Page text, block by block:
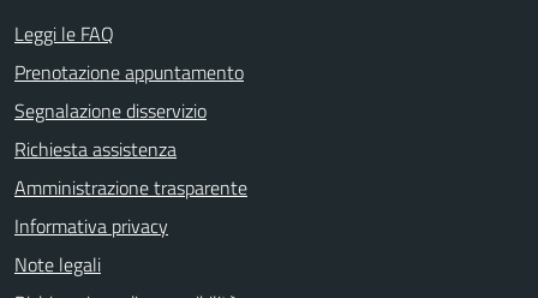
Leggi le FAQ
Prenotazione appuntamento
Segnalazione disservizio
Richiesta assistenza
Amministrazione trasparente
Informativa privacy
Note legali